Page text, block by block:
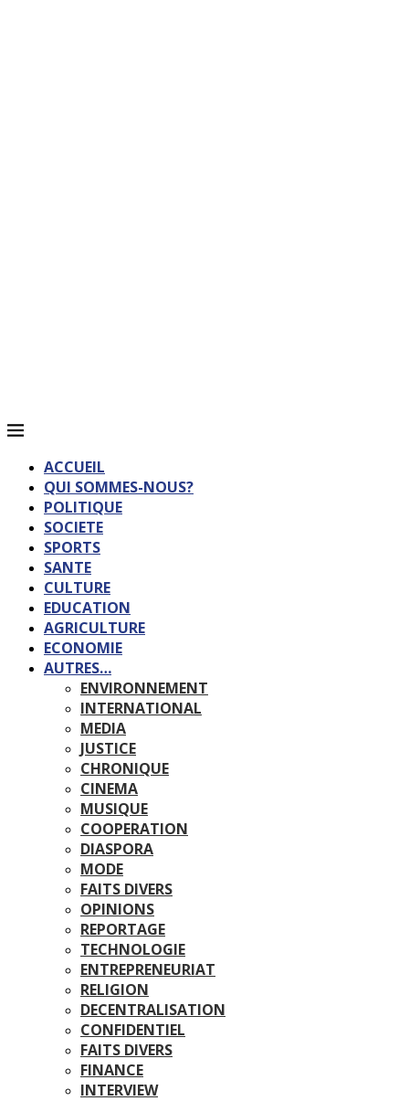
ACCUEIL
QUI SOMMES-NOUS?
POLITIQUE
SOCIETE
SPORTS
SANTE
CULTURE
EDUCATION
AGRICULTURE
ECONOMIE
AUTRES…
ENVIRONNEMENT
INTERNATIONAL
MEDIA
JUSTICE
CHRONIQUE
CINEMA
MUSIQUE
COOPERATION
DIASPORA
MODE
FAITS DIVERS
OPINIONS
REPORTAGE
TECHNOLOGIE
ENTREPRENEURIAT
RELIGION
DECENTRALISATION
CONFIDENTIEL
FAITS DIVERS
FINANCE
INTERVIEW